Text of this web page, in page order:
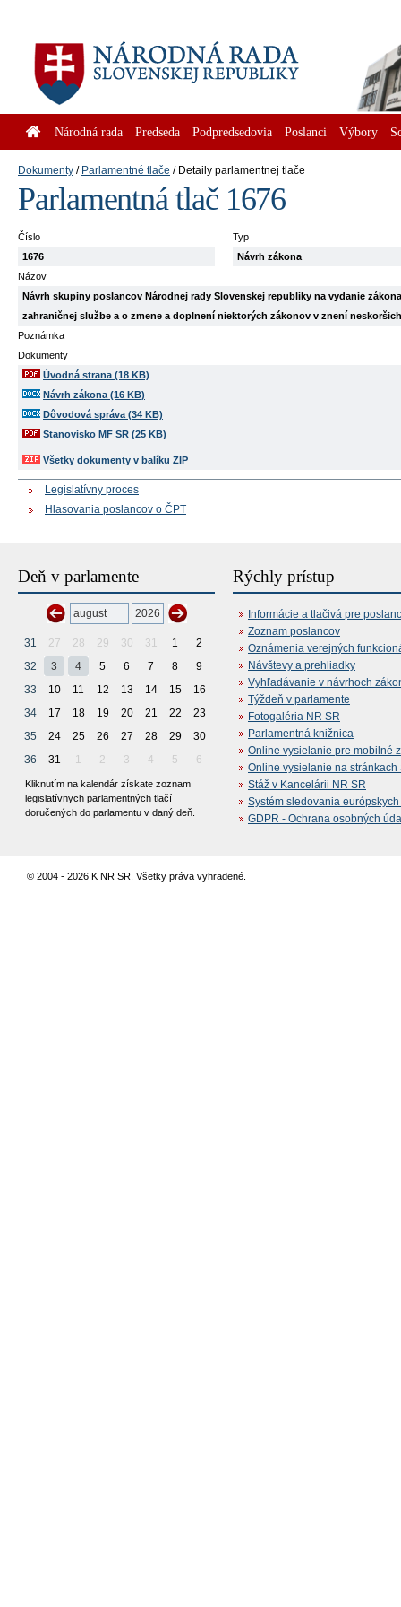
Národná rada Predseda Podpredsedovia Poslanci Výbory
Dokumenty Parlamentné tlače Detaily parlamentnej tlače
Parlamentná tlač 1676
Číslo
1676
Typ
Návrh zákona
Názov
Návrh skupiny poslancov Národnej rady Slovenskej republiky na vydanie
zahraničnej službe a o zmene a doplnení niektorých zákonov v znení
Poznámka
Dokumenty
Úvodná strana (18 KB)
Návrh zákona (16 KB)
Dôvodová správa (34 KB)
Stanovisko MF SR (25 KB)
Všetky dokumenty v balíku ZIP
Legislatívny proces
Hlasovania poslancov o ČPT
Deň v parlamente
31 27 28 29 30 31 1
2
32
3 4 5 6 7 8
9
33
10 11 12 13 14 15
16
34
17 18 19 20 21 22
23
35
24 25 26 27 28 29
30
36
31 1 2 3 4 5 6
Kliknutím na kalendár získate zoznam
legislatívnych parlamentných tlačí
doručených do parlamentu v daný deň.
Rýchly prístup
Informácie a tlačivá pre
Zoznam poslancov
Oznámenia verejných
Návštevy a prehliadky
Vyhľadávanie v návrhoch
Týždeň v parlamente
Fotogaléria NR SR
Parlamentná knižnica
Online vysielanie pre mobilné
Online vysielanie na stránkach
Stáž v Kancelárii NR SR
Systém sledovania
GDPR - Ochrana osobných
© 2004 - 2026 K NR SR. Všetky práva vyhradené.